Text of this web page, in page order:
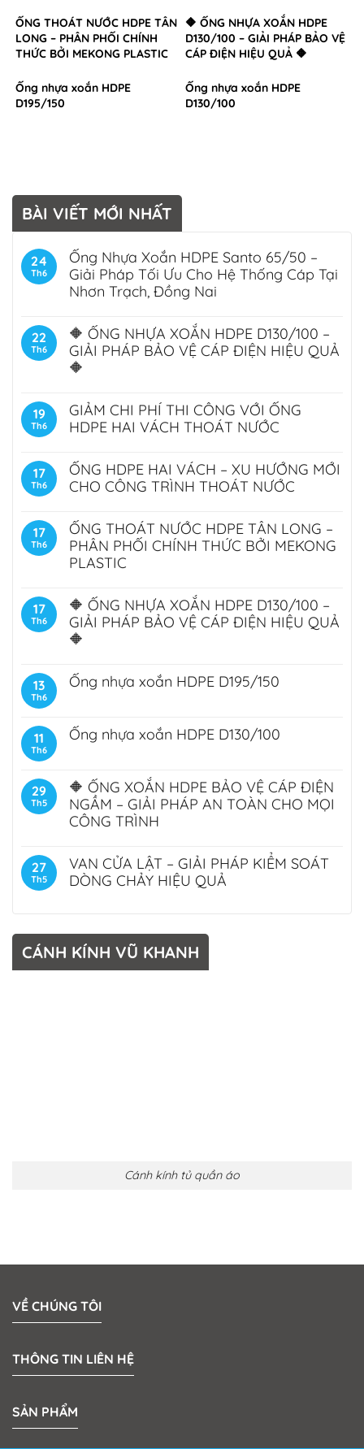
ỐNG THOÁT NƯỚC HDPE TÂN
LONG – PHÂN PHỐI CHÍNH
THỨC BỞI MEKONG PLASTIC
🔶 ỐNG NHỰA XOẮN HDPE
D130/100 – GIẢI PHÁP BẢO VỆ
CÁP ĐIỆN HIỆU QUẢ 🔶
Ống nhựa xoắn HDPE
D195/150
Ống nhựa xoắn HDPE
D130/100
BÀI VIẾT MỚI NHẤT
24
Th6
Ống Nhựa Xoắn HDPE Santo 65/50 –
Giải Pháp Tối Ưu Cho Hệ Thống Cáp Tại
Nhơn Trạch, Đồng Nai
22
Th6
🔶 ỐNG NHỰA XOẮN HDPE D130/100 –
GIẢI PHÁP BẢO VỆ CÁP ĐIỆN HIỆU QUẢ
🔶
19
Th6
GIẢM CHI PHÍ THI CÔNG VỚI ỐNG
HDPE HAI VÁCH THOÁT NƯỚC
17
Th6
ỐNG HDPE HAI VÁCH – XU HƯỚNG MỚI
CHO CÔNG TRÌNH THOÁT NƯỚC
17
Th6
ỐNG THOÁT NƯỚC HDPE TÂN LONG –
PHÂN PHỐI CHÍNH THỨC BỞI MEKONG
PLASTIC
17
Th6
🔶 ỐNG NHỰA XOẮN HDPE D130/100 –
GIẢI PHÁP BẢO VỆ CÁP ĐIỆN HIỆU QUẢ
🔶
13
Th6
Ống nhựa xoắn HDPE D195/150
11
Th6
Ống nhựa xoắn HDPE D130/100
29
Th5
🔶 ỐNG XOẮN HDPE BẢO VỆ CÁP ĐIỆN
NGẦM – GIẢI PHÁP AN TOÀN CHO MỌI
CÔNG TRÌNH
27
Th5
VAN CỬA LẬT – GIẢI PHÁP KIỂM SOÁT
DÒNG CHẢY HIỆU QUẢ
CÁNH KÍNH VŨ KHANH
Cánh kính tủ quần áo
VỀ CHÚNG TÔI
THÔNG TIN LIÊN HỆ
SẢN PHẨM